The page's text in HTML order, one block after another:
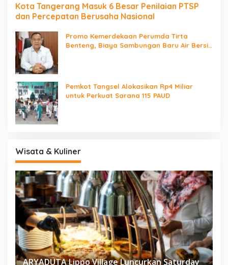
Kota Tangerang Masuk 6 Besar Penilaian PTSP
dan Percepatan Berusaha Nasional
Promo Kemerdekaan Perumda Tirta
Benteng, Biaya Sambungan Baru Air Bersih
Pemkot Tangsel Alokasikan Rp4 Miliar
untuk Perkuat Sarana 115 PAUD
Wisata & Kuliner
ARYADUTA Lippo Village Luncurkan Saturday